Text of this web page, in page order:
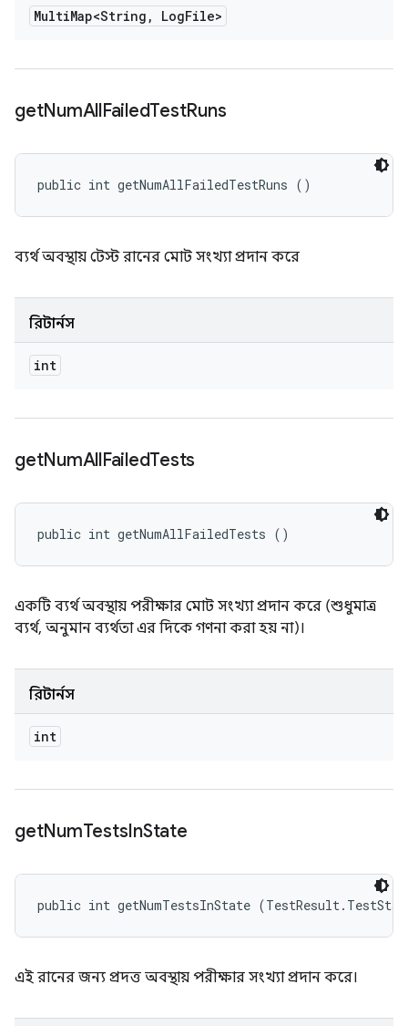
MultiMap<String , LogFile>
getNumAllFailedTestRuns
public int getNumAllFailedTestRuns ()
ব্যর্থ অবস্থায় টেস্ট রানের মোট সংখ্যা প্রদান করে
রিটার্নস
int
getNumAllFailedTests
public int getNumAllFailedTests ()
একটি ব্যর্থ অবস্থায় পরীক্ষার মোট সংখ্যা প্রদান করে (শুধুমাত্র
ব্যর্থ, অনুমান ব্যর্থতা এর দিকে গণনা করা হয় না)।
রিটার্নস
int
getNumTestsInState
public int getNumTestsInState
এই রানের জন্য প্রদত্ত অবস্থায় পরীক্ষার সংখ্যা প্রদান করে।